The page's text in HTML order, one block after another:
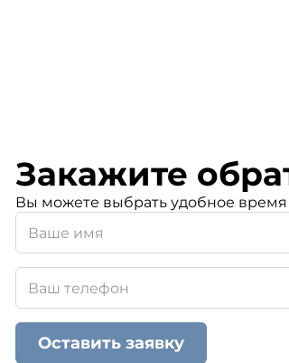
Закажите
Вы можете выбрать удобное время
Оставить заявку